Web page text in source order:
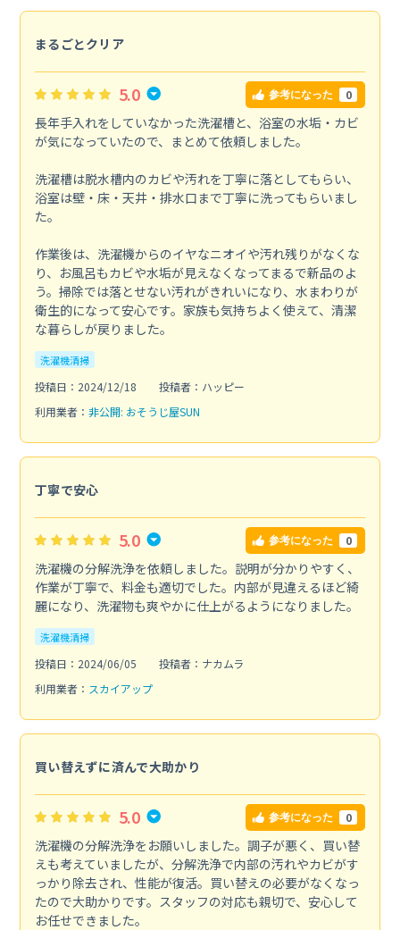
まるごとクリア
5.0 参考になった 0
長年手入れをしていなかった洗濯槽と、浴室の水垢・カビ
が気になっていたので、まとめて依頼しました。
洗濯槽は脱水槽内のカビや汚れを丁寧に落としてもらい、
浴室は壁・床・天井・排水口まで丁寧に洗ってもらいまし
た。
作業後は、洗濯機からのイヤなニオイや汚れ残りがなくな
り、お風呂もカビや水垢が見えなくなってまるで新品のよ
う。掃除では落とせない汚れがきれいになり、水まわりが
衛生的になって安心です。家族も気持ちよく使えて、清潔
な暮らしが戻りました。
洗濯機清掃
投稿日：2024/12/18
投稿者：ハッピー
利用業者： 非公開: おそうじ屋SUN
丁寧で安心
5.0 参考になった 0
洗濯機の分解洗浄を依頼しました。説明が分かりやすく、
作業が丁寧で、料金も適切でした。内部が見違えるほど綺
麗になり、洗濯物も爽やかに仕上がるようになりました。
洗濯機清掃
投稿日：2024/06/05
投稿者：ナカムラ
利用業者： スカイアップ
買い替えずに済んで大助かり
5.0 参考になった 0
洗濯機の分解洗浄をお願いしました。調子が悪く、買い替
えも考えていましたが、分解洗浄で内部の汚れやカビがす
っかり除去され、性能が復活。買い替えの必要がなくなっ
たので大助かりです。スタッフの対応も親切で、安心して
お任せできました。